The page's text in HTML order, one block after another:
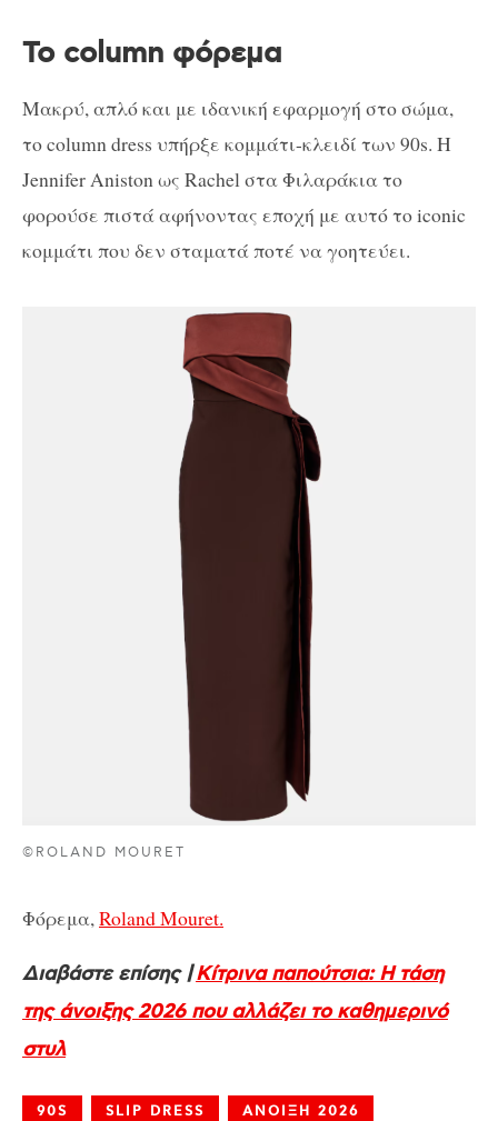
Το column φόρεμα
Μακρύ, απλό και με ιδανική εφαρμογή στο σώμα,
το column dress υπήρξε κομμάτι-κλειδί των 90s. H
Jennifer Aniston ως Rachel στα Φιλαράκια το
φορούσε πιστά αφήνοντας εποχή με αυτό το iconic
κομμάτι που δεν σταματά ποτέ να γοητεύει.
©ROLAND MOURET
Φόρεμα,Roland Mouret.
Διαβάστε επίσης |Κίτρινα παπούτσια: Η τάση
της άνοιξης 2026 που αλλάζει το καθημερινό
στυλ
90S SLIP DRESS ΑΝΟΙΞΗ 2026